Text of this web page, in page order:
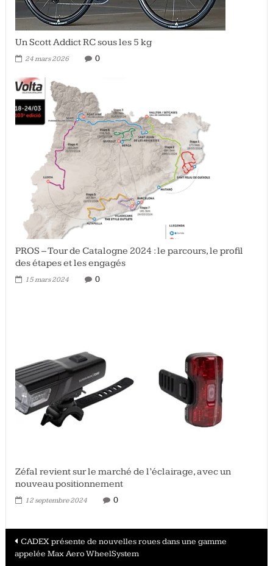
Un Scott Addict RC sous les 5 kg
24 mars 2026 0
PROS – Tour de Catalogne 2024 : le parcours, le profil
des étapes et les engagés
15 mars 2024 0
Zéfal revient sur le marché de l’éclairage, avec un
nouveau positionnement
12 septembre 2024 0
Navigation
des
CADEX présente de nouvelles roues dans une gamme
appelée Max Aero WheelSystem